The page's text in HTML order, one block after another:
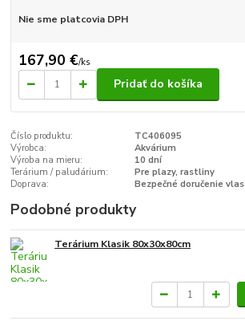
Nie sme platcovia DPH
167,90 €/ks
Pridať do košíka
Číslo produktu:
TC406095
Výrobca:
Akvárium
Výroba na mieru:
10 dní
Terárium / paludárium:
Pre plazy, rastliny
Doprava:
Bezpečné doručenie
Podobné produkty
Terárium Klasik 80x30x80cm